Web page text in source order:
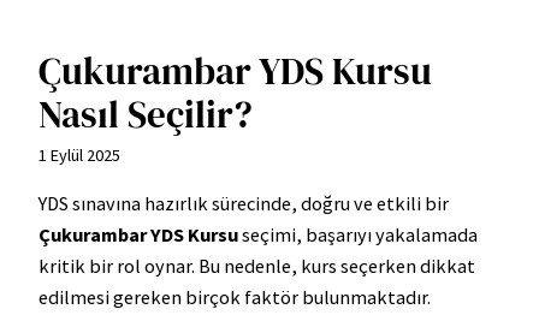
Çukurambar YDS Kursu
Nasıl Seçilir?
1 Eylül 2025
YDS sınavına hazırlık sürecinde, doğru ve etkili bir
Çukurambar YDS Kursuseçimi, başarıyı yakalamada
kritik bir rol oynar. Bu nedenle, kurs seçerken dikkat
edilmesi gereken birçok faktör bulunmaktadır.